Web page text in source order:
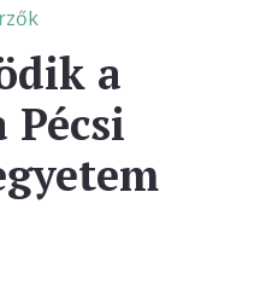
a
Pécsi